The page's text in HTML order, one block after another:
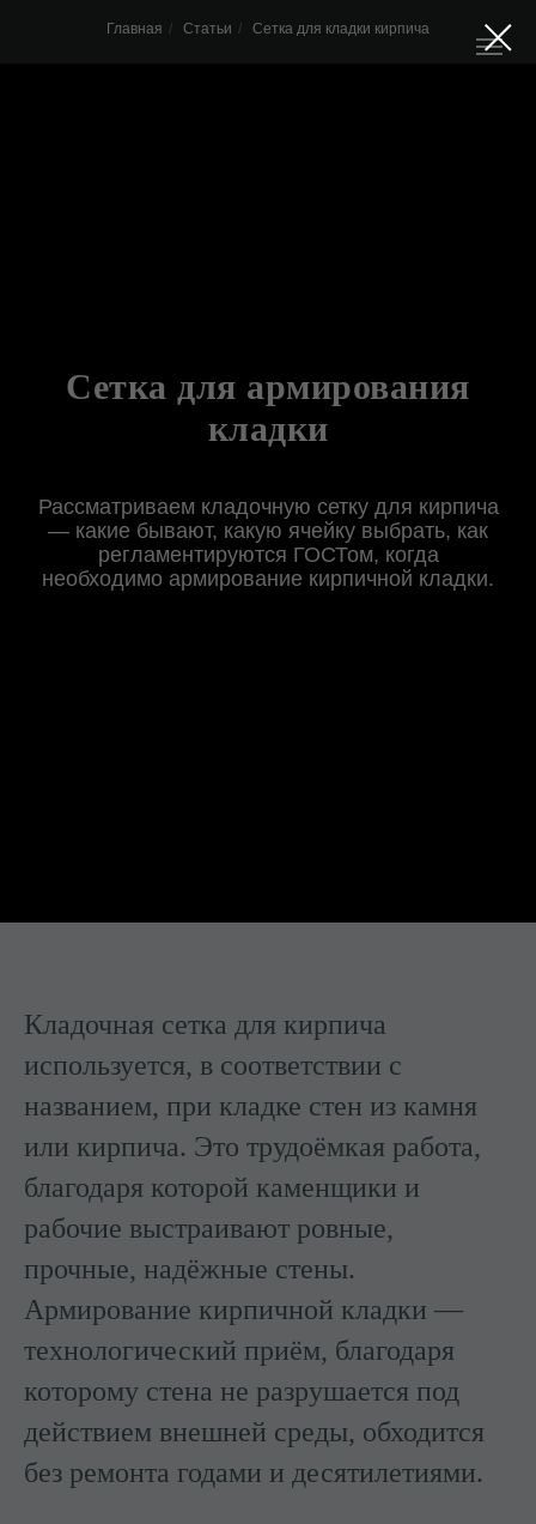
Главная / Статьи / Сетка для кладки кирпича
Сетка для армирования
кладки
Рассматриваем кладочную сетку для кирпича
— какие бывают, какую ячейку выбрать, как
регламентируются ГОСТом, когда
необходимо армирование кирпичной кладки.
Кладочная сетка для кирпича
используется, в соответствии с
названием, при кладке стен из камня
или кирпича. Это трудоёмкая работа,
благодаря которой каменщики и
рабочие выстраивают ровные,
прочные, надёжные стены.
Армирование кирпичной кладки —
технологический приём, благодаря
которому стена не разрушается под
действием внешней среды, обходится
без ремонта годами и десятилетиями.